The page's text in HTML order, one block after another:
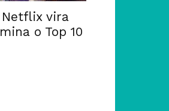
Netflix vira
o Top 10